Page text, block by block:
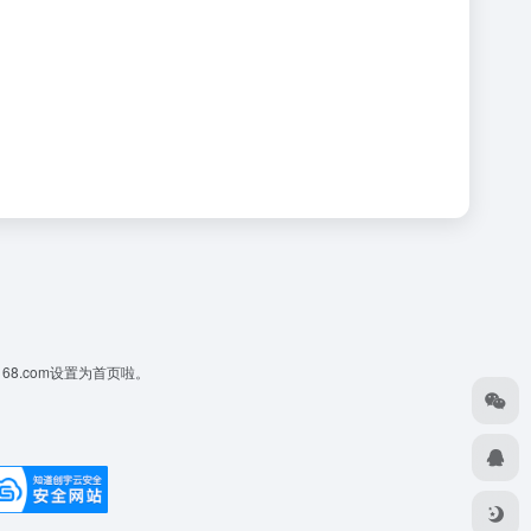
设置为首页啦。